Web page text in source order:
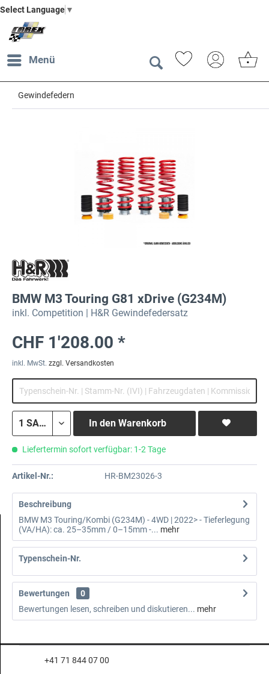
Select Language ▼
Menü
Gewindefedern
BMW M3 Touring G81 xDrive (G234M)
inkl. Competition | H&R Gewindefedersatz
CHF 1'208.00 *
inkl. MwSt. zzgl. Versandkosten
In den Warenkorb
Liefertermin sofort verfügbar: 1-2 Tage
Artikel-Nr.: HR-BM23026-3
Beschreibung
BMW M3 Touring/Kombi (G234M) - 4WD | 2022> - Tieferlegung
(VA/HA): ca. 25–35mm / 0–15mm -... mehr
Typenschein-Nr.
Bewertungen
0
Bewertungen lesen, schreiben und diskutieren... mehr
+41 71 844 07 00